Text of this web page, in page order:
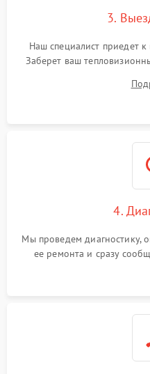
от замыкания
3.
Наш специалист приедет
Заберет ваш
4.
Мы проведем диагностику,
ее ремонта и сразу